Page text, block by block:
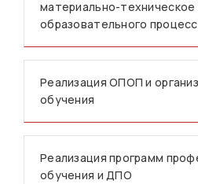
материально-
образовательного
Реализация ОПОП и
обучения
Реализация программ
обучения и ДПО